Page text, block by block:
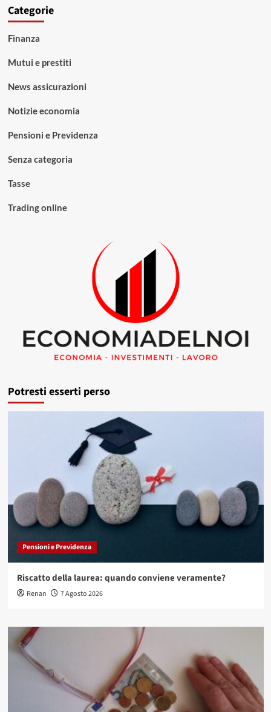
Categorie
Finanza
Mutui e prestiti
News assicurazioni
Notizie economia
Pensioni e Previdenza
Senza categoria
Tasse
Trading online
Potresti esserti perso
Pensioni e Previdenza
Riscatto della laurea: quando conviene veramente?
Renan 7 Agosto 2026